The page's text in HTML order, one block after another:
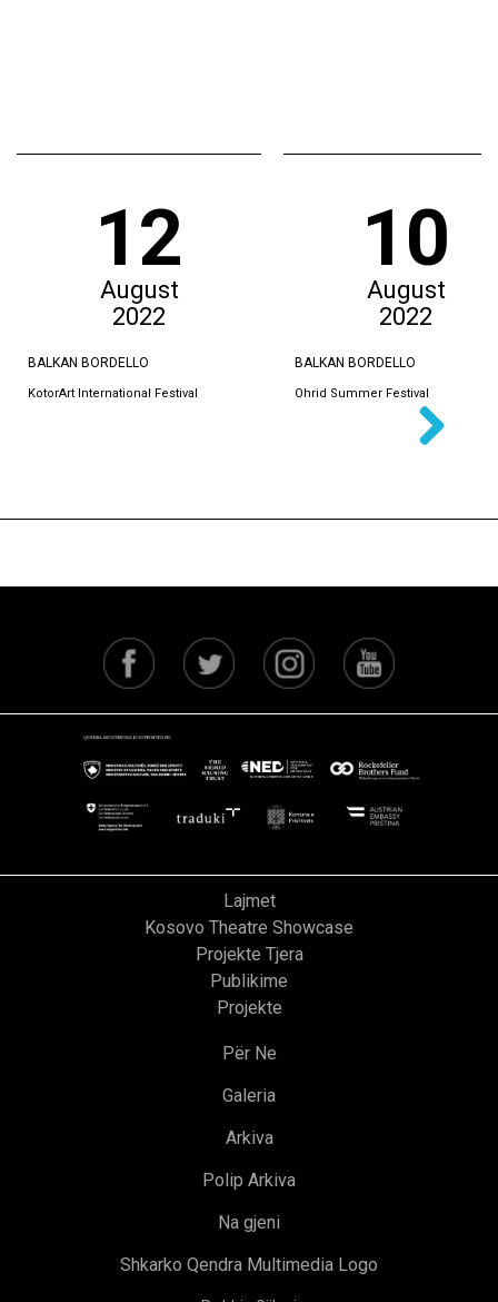
12
August
2022
BALKAN BORDELLO
KotorArt International Festival
10
August
2022
BALKAN BORDELLO
Ohrid Summer Festival
Lajmet
Kosovo Theatre Showcase
Projekte Tjera
Publikime
Projekte
Për Ne
Galeria
Arkiva
Polip Arkiva
Na gjeni
Shkarko Qendra Multimedia Logo